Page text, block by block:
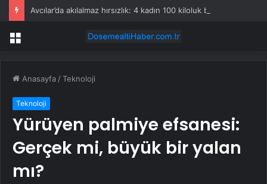
Menü
Anasayfa /Teknoloji
Teknoloji
Yürüyen palmiye efsanesi:
Gerçek mi, büyük bir yalan
mı?